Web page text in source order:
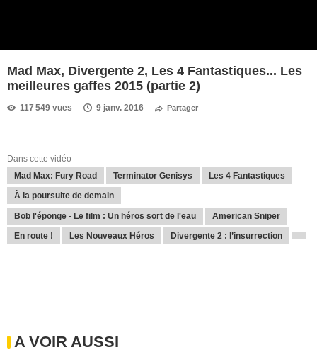
Mad Max, Divergente 2, Les 4 Fantastiques... Les
meilleures gaffes 2015 (partie 2)
117 549 vues 9 janv. 2016 Partager
Dans cette vidéo
Mad Max: Fury Road
Terminator Genisys Les 4 Fantastiques
À la poursuite de demain
Bob l'éponge - Le film : Un héros sort de l'eau American Sniper
En route ! Les Nouveaux Héros Divergente 2 : l’insurrection
A VOIR AUSSI